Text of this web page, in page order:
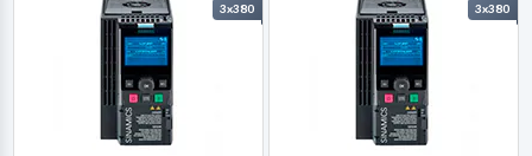
3x380
3x380